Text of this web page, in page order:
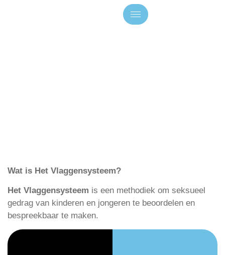
Wat is Het Vlaggensysteem?
Het Vlaggensysteem is een methodiek om seksueel
gedrag van kinderen en jongeren te beoordelen en
bespreekbaar te maken.